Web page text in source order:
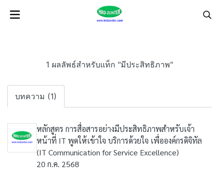
1 ผลลัพธ์สำหรับแท็ก "มีประสิทธิภาพ"
บทความ (1)
หลักสูตร การสื่อสารอย่างมีประสิทธิภาพสำหรับเจ้า
หน้าที่ IT พูดให้เข้าใจ บริการด้วยใจ เพื่อองค์กรดิจิทัล
(IT Communication for Service Excellence)
20 ก.ค. 2568